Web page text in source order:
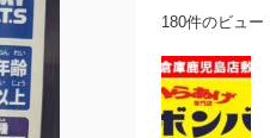
180件のビュー